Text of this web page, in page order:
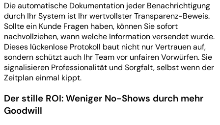
Die automatische Dokumentation jeder Benachrichtigung
durch Ihr System ist Ihr wertvollster Transparenz-Beweis.
Sollte ein Kunde Fragen haben, können Sie sofort
nachvollziehen, wann welche Information versendet wurde.
Dieses lückenlose Protokoll baut nicht nur Vertrauen auf,
sondern schützt auch Ihr Team vor unfairen Vorwürfen. Sie
signalisieren Professionalität und Sorgfalt, selbst wenn der
Zeitplan einmal kippt.
Der stille ROI: Weniger No-Shows durch mehr
Goodwill